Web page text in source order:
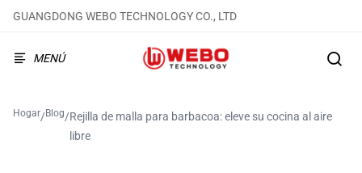
GUANGDONG WEBO TECHNOLOGY CO., LTD
MENÚ
Hogar/Blog/Rejilla de malla para barbacoa: eleve su cocina al aire
libre